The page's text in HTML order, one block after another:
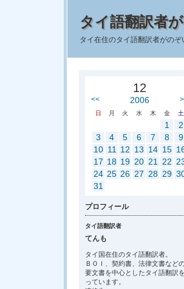
タイ語翻訳者
タイ在住のタイ語翻訳者がの
12
<< 2006
日 月 火 水 木 金 土
1
2
3
4 5 6 7 8
9
10 11 12 13 14 15
17 18 19 20 21 22
24 25 26 27 28 29
31
プロフィール
タイ語翻訳者
てんも
タイ国在住のタイ語翻訳者。
ＢＯＩ、契約書、法律文書など
要文書を中心としたタイ語翻訳
っています。